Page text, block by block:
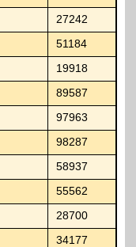
27242
51184
19918
89587
97963
98287
58937
55562
28700
34177